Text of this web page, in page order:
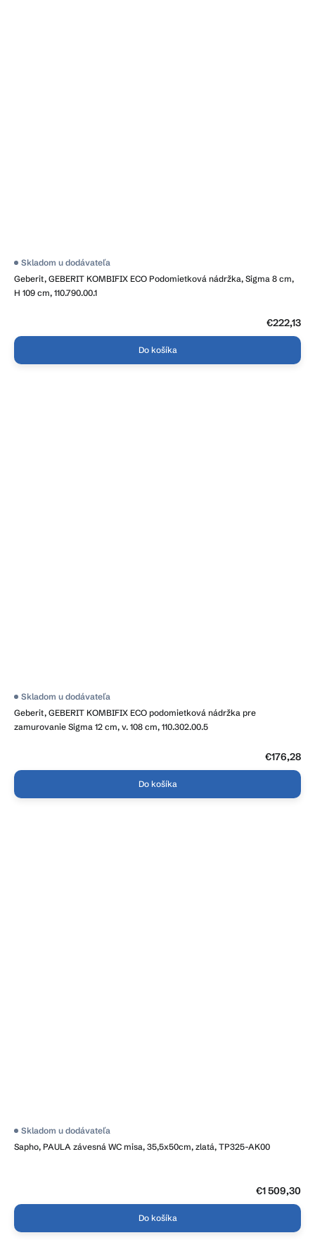
Geberit, GEBERIT KOMBIFIX ECO Podomietková nádržka, Sigma 8 cm,
H 109 cm, 110.790.00.1
Skladom u dodávateľa
€222,13
Do košíka
Geberit, GEBERIT KOMBIFIX ECO podomietková nádržka pre
zamurovanie Sigma 12 cm, v. 108 cm, 110.302.00.5
Skladom u dodávateľa
€176,28
Do košíka
Sapho, PAULA závesná WC misa, 35,5x50cm, zlatá, TP325-AK00
Skladom u dodávateľa
€1 509,30
Do košíka